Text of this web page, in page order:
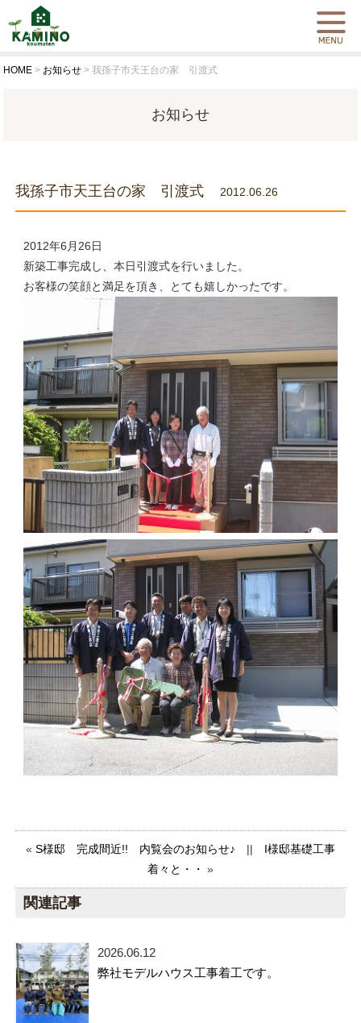
HOME > お知らせ >我孫子市天王台の家 引渡式
お知らせ
我孫子市天王台の家 引渡式 2012.06.26
2012年6月26日
新築工事完成し、本日引渡式を行いました。
お客様の笑顔と満足を頂き、とても嬉しかったです。
« S様邸 完成間近!! 内覧会のお知らせ♪ || I様邸基礎工事
着々と・・ »
関連記事
2026.06.12
弊社モデルハウス工事着工です。